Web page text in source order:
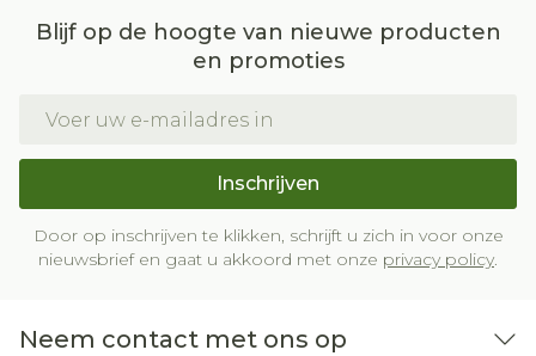
Blijf op de hoogte van nieuwe producten
en promoties
Inschrijven
Door op inschrijven te klikken, schrijft u zich in voor onze
nieuwsbrief en gaat u akkoord met onze privacy policy.
Neem contact met ons op